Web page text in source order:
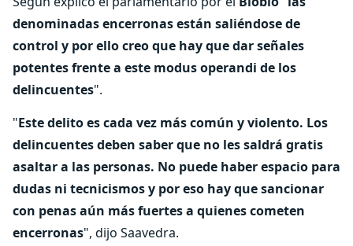
denominadas encerronas están saliéndose de
control y por ello creo que hay que dar señales
potentes frente a este modus operandi de los
delincuentes".
"Este delito es cada vez más común y violento. Los
delincuentes deben saber que no les saldrá gratis
asaltar a las personas. No puede haber espacio para
dudas ni tecnicismos y por eso hay que sancionar
con penas aún más fuertes a quienes cometen
encerronas", dijo Saavedra.